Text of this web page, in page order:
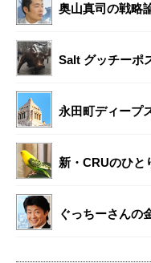
奥山真司の戦略
Salt グッチーポ
永田町ディープ
新・CRUのひと
ぐっちーさんの